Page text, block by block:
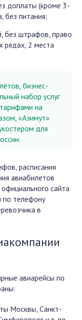
доплаты (кроме 3-
без питания;
без штрафов, право
рядах, 2 места
бизнес-
набор услуг
на
«Азимут»
для
расписания
авиабилетов
сайта
по телефону
в
авиарейсы по
Москвы, Санкт-